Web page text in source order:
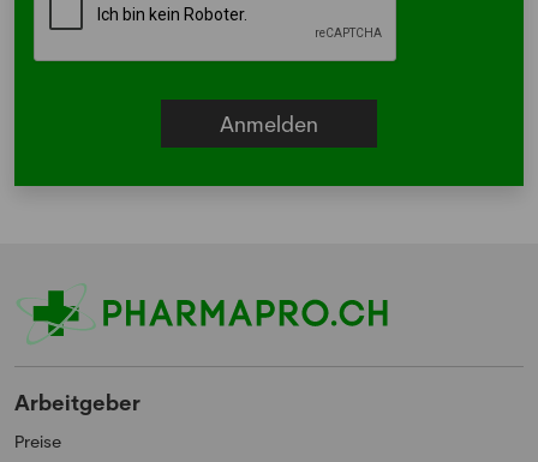
Arbeitgeber
Preise